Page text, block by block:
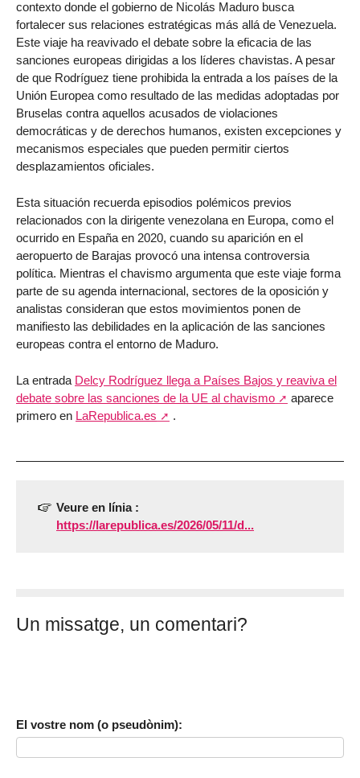
contexto donde el gobierno de Nicolás Maduro busca
fortalecer sus relaciones estratégicas más allá de Venezuela.
Este viaje ha reavivado el debate sobre la eficacia de las
sanciones europeas dirigidas a los líderes chavistas. A pesar
de que Rodríguez tiene prohibida la entrada a los países de la
Unión Europea como resultado de las medidas adoptadas por
Bruselas contra aquellos acusados de violaciones
democráticas y de derechos humanos, existen excepciones y
mecanismos especiales que pueden permitir ciertos
desplazamientos oficiales.
Esta situación recuerda episodios polémicos previos
relacionados con la dirigente venezolana en Europa, como el
ocurrido en España en 2020, cuando su aparición en el
aeropuerto de Barajas provocó una intensa controversia
política. Mientras el chavismo argumenta que este viaje forma
parte de su agenda internacional, sectores de la oposición y
analistas consideran que estos movimientos ponen de
manifiesto las debilidades en la aplicación de las sanciones
europeas contra el entorno de Maduro.
La entrada Delcy Rodríguez llega a Países Bajos y reaviva el
debate sobre las sanciones de la UE al chavismo
aparece
primero en LaRepublica.es .
Veure en línia :
https://larepublica.es/2026/05/11/d...
Un missatge, un comentari?
El vostre nom (o pseudònim):